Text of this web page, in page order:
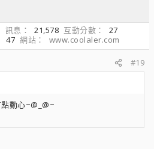
訊息 21,578 互動分數
27
47 網站
www.coolaler.com
#19
動心~@_@~